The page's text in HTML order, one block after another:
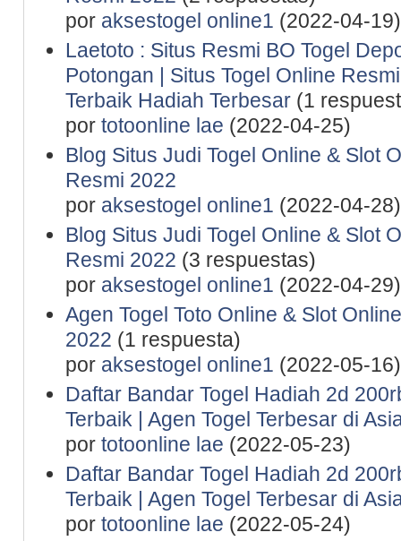
por aksestogel online1 (2022-04-19)
Laetoto : Situs Resmi BO Togel
Potongan | Situs Togel Online
Terbaik Hadiah Terbesar(1
por totoonline lae (2022-04-25)
Blog Situs Judi Togel Online & Slot
Resmi 2022
por aksestogel online1 (2022-04-28)
Blog Situs Judi Togel Online & Slot
Resmi 2022 (3 respuestas)
por aksestogel online1 (2022-04-29)
Agen Togel Toto Online & Slot
2022 (1 respuesta)
por aksestogel online1 (2022-05-16)
Daftar Bandar Togel Hadiah 2d
Terbaik | Agen Togel Terbesar di
por totoonline lae (2022-05-23)
Daftar Bandar Togel Hadiah 2d
Terbaik | Agen Togel Terbesar di
por totoonline lae (2022-05-24)